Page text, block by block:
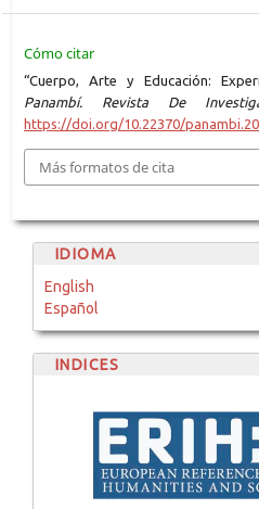
Cómo citar
“Cuerpo, Arte y Educación:
Panambí. Revista De
https://doi.org/10.22370/
Más formatos de cita
IDIOMA
English
Español
INDICES